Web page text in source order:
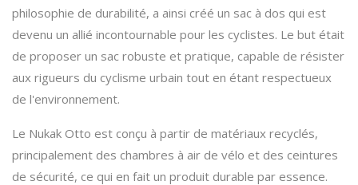
philosophie de durabilité, a ainsi créé un sac à dos qui est
devenu un allié incontournable pour les cyclistes. Le but était
de proposer un sac robuste et pratique, capable de résister
aux rigueurs du cyclisme urbain tout en étant respectueux
de l'environnement.
Le Nukak Otto est conçu à partir de matériaux recyclés,
principalement des chambres à air de vélo et des ceintures
de sécurité, ce qui en fait un produit durable par essence.